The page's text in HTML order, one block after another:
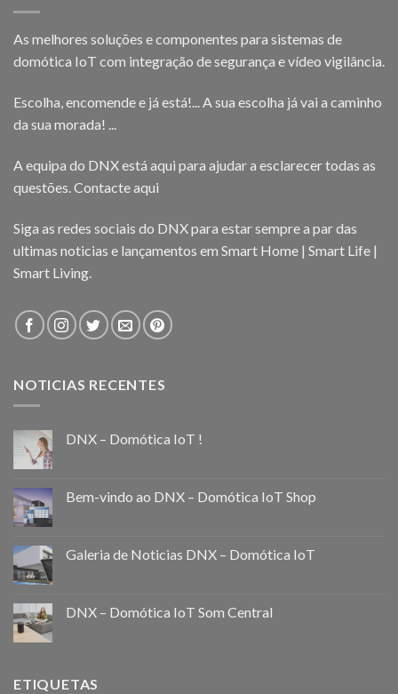
As melhores soluções e componentes para sistemas de
domótica IoT com integração de segurança e vídeo vigilância.
Escolha, encomende e já está!... A sua escolha já vai a caminho
da sua morada! ...
A equipa do DNX está aqui para ajudar a esclarecer todas as
questões.Contacte aqui
Siga as redes sociais do DNX para estar sempre a par das
ultimas noticias e lançamentos em Smart Home | Smart Life |
Smart Living.
NOTICIAS RECENTES
DNX – Domótica IoT !
Bem-vindo ao DNX – Domótica IoT Shop
Galeria de Noticias DNX – Domótica IoT
DNX – Domótica IoT Som Central
ETIQUETAS